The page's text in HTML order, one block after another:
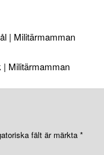
| Militärmamman
| Militärmamman
fält är märkta *